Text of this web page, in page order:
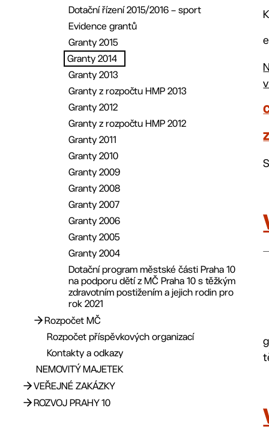
Dotační řízení 2015/2016 – sport
Evidence grantů
Granty 2015
Granty 2014
Granty 2013
Granty z rozpočtu HMP 2013
Granty 2012
Granty z rozpočtu HMP 2012
Granty 2011
Granty 2010
Granty 2009
Granty 2008
Granty 2007
Granty 2006
Granty 2005
Granty 2004
Dotační program městské části Praha 10
na podporu dětí z MČ Praha 10 s těžkým
zdravotním postižením a jejich rodin pro
rok 2021
Rozpočet MČ
Rozpočet 2026
Rozpočet 2025
Rozpočet 2024
Rozpočet 2023
Rozpočet 2022
Rozpočet příspěvkových organizací
Kontakty a odkazy
NEMOVITÝ MAJETEK
VEŘEJNÉ ZAKÁZKY
Profil zadavatele
ROZVOJ PRAHY 10